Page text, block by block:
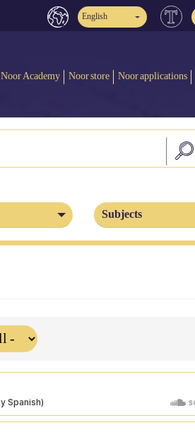
English
Noor Academy Noor store Noor applications
Subjects